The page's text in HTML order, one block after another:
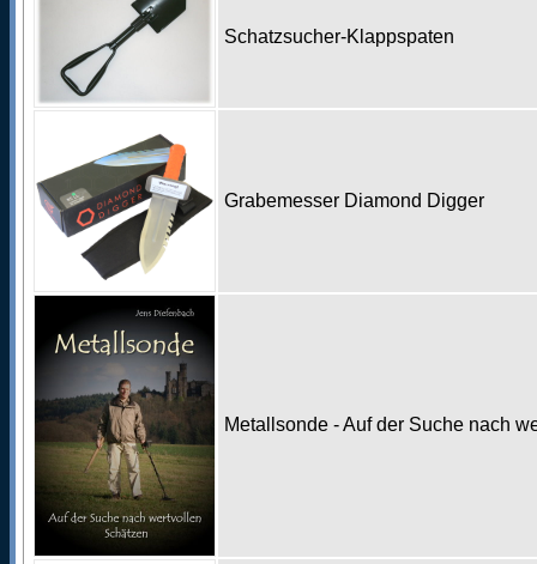
Schatzsucher-Klappspaten
Grabemesser Diamond Digger
Metallsonde - Auf der Suche nach